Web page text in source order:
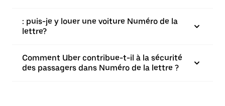
: puis-je y louer une voiture Numéro de la
lettre?
Comment Uber contribue-t-il à la sécurité
des passagers dans Numéro de la lettre ?